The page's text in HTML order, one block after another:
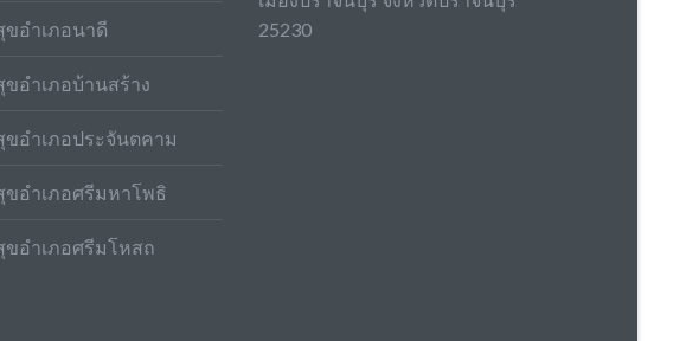
อำเภอนาดี
อำเภอบ้านสร้าง
อำเภอประจันตคาม
อำเภอศรีมหาโพธิ
อำเภอศรีมโหสถ
25230